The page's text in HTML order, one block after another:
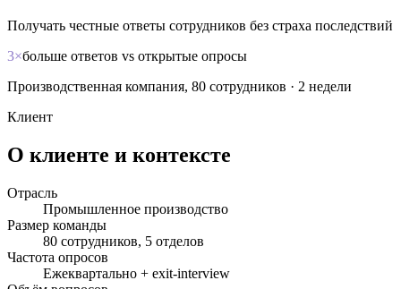
Получать честные ответы сотрудников без страха последствий
3×больше ответов vs открытые опросы
Производственная компания, 80 сотрудников · 2 недели
Клиент
О клиенте и контексте
Отрасль
Промышленное производство
Размер команды
80 сотрудников, 5 отделов
Частота опросов
Ежеквартально + exit-interview